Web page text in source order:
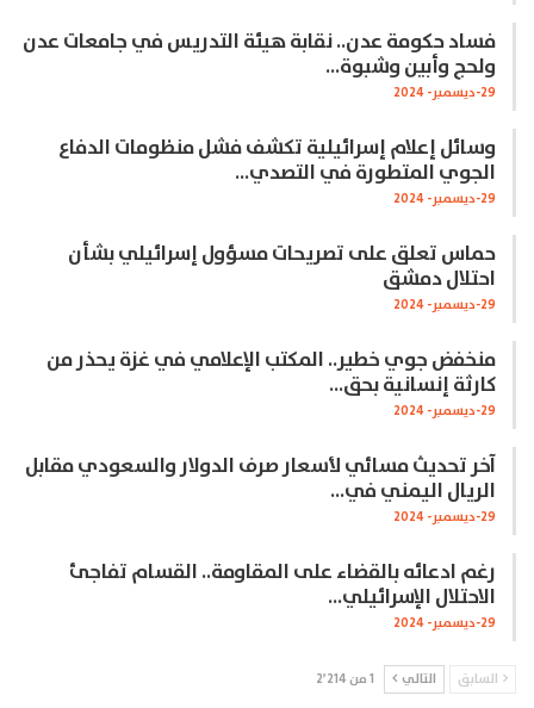
فساد حكومة عدن.. نقابة هيئة التدريس في جامعات عدن
ولحج وأبين وشبوة…
29-ديسمبر- 2024
وسائل إعلام إسرائيلية تكشف فشل منظومات الدفاع
الجوي المتطورة في التصدي…
29-ديسمبر- 2024
حماس تعلق على تصريحات مسؤول إسرائيلي بشأن
احتلال دمشق
29-ديسمبر- 2024
منخفض جوي خطير.. المكتب الإعلامي في غزة يحذر من
كارثة إنسانية بحق…
29-ديسمبر- 2024
آخر تحديث مسائي لأسعار صرف الدولار والسعودي مقابل
الريال اليمني في…
29-ديسمبر- 2024
رغم ادعائه بالقضاء على المقاومة.. القسام تفاجئ
الاحتلال الإسرائيلي…
29-ديسمبر- 2024
السابق التالي 1 من 2٬214